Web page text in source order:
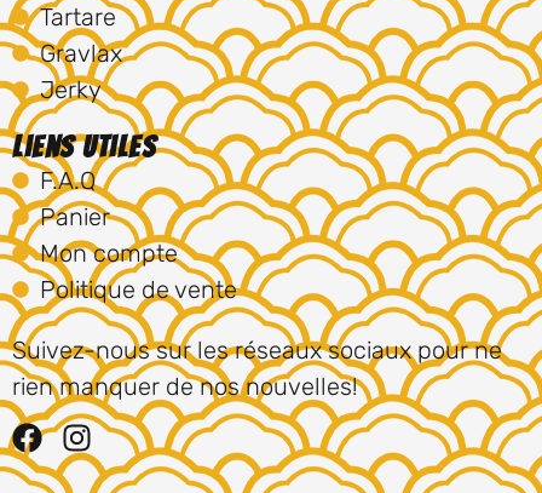
Tartare
Gravlax
Jerky
Liens utiles
F.A.Q
Panier
Mon compte
Politique de vente
Suivez-nous sur les réseaux sociaux pour ne
rien manquer de nos nouvelles!